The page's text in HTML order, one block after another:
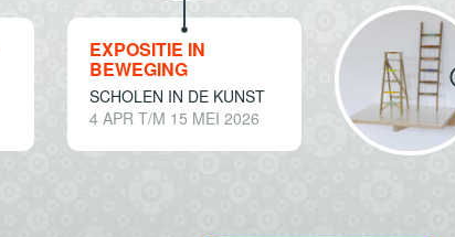
EXPOSITIE IN
BEWEGING
SCHOLEN IN DE KUNST
4 APR T/M 15 MEI 2026